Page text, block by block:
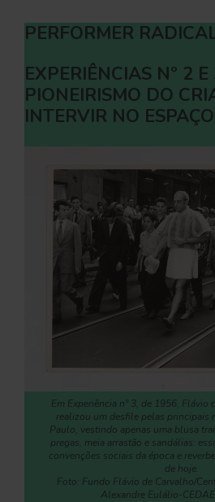
PERFORMER
EXPERIÊNCIAS Nº 2
PIONEIRISMO DO
INTERVIR NO
Em Experiência nº 3, de 1956, Flávio
realizou um desfile pelas principais
Paulo, vestindo apenas uma blusa
pregas, meia arrastão e sandálias:
convenções sociais da época e
de hoje.
Foto: Fundo Flávio de Carvalho/
Alexandre Eulálio-